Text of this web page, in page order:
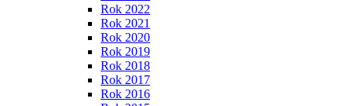
Rok 2022
Rok 2021
Rok 2020
Rok 2019
Rok 2018
Rok 2017
Rok 2016